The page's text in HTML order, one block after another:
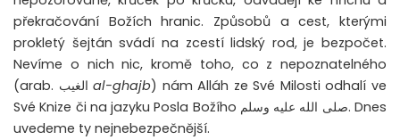
překračování Božích hranic. Způsobů a cest, kterými
prokletý šejtán svádí na zcestí lidský rod, je bezpočet.
Nevíme o nich nic, kromě toho, co z nepoznatelného
(arab. الغيبal-ghajb) nám Alláh ze Své Milosti odhalí ve
Své Knize či na jazyku Posla Božího صلى الله عليه وسلم. Dnes
uvedeme ty nejnebezpečnější.